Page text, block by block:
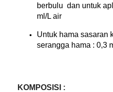
berbulu dan untuk
ml/L air
Untuk hama sasaran
serangga hama : 0,3
KOMPOSISI :